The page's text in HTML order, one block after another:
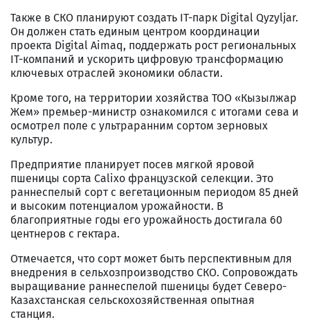
Также в СКО планируют создать IT-парк Digital Qyzyljar.
Он должен стать единым центром координации
проекта Digital Aimaq, поддержать рост региональных
IT-компаний и ускорить цифровую трансформацию
ключевых отраслей экономики области.
Кроме того, на территории хозяйства ТОО «Кызылжар
Жем» премьер-министр ознакомился с итогами сева и
осмотрел поле с ультраранним сортом зерновых
культур.
Предприятие планирует посев мягкой яровой
пшеницы сорта Calixo французской селекции. Это
раннеспелый сорт с вегетационным периодом 85 дней
и высоким потенциалом урожайности. В
благоприятные годы его урожайность достигала 60
центнеров с гектара.
Отмечается, что сорт может быть перспективным для
внедрения в сельхозпроизводство СКО. Сопровождать
выращивание раннеспелой пшеницы будет Северо-
Казахстанская сельскохозяйственная опытная
станция.